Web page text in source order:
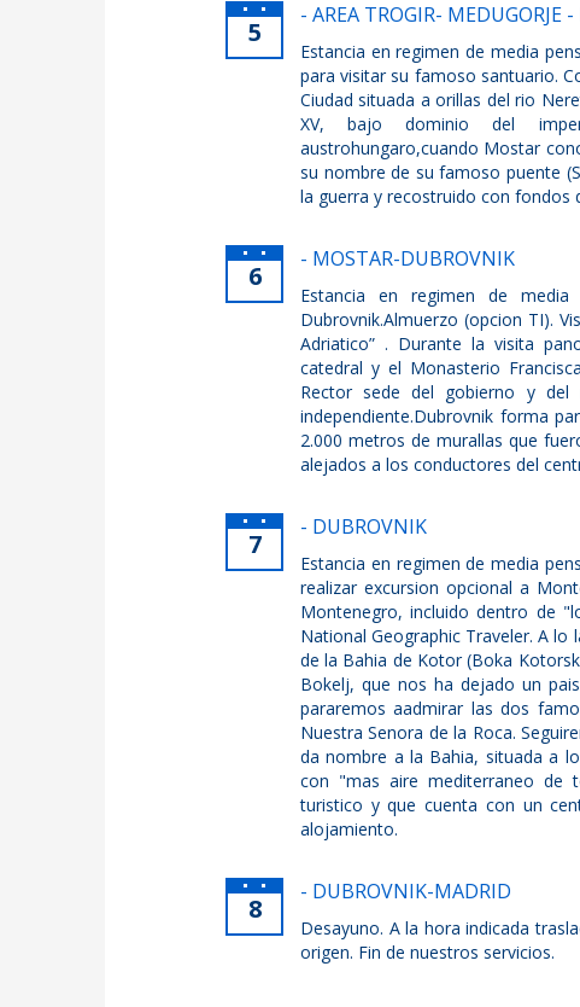
5
- AREA TROGIR- MEDUGORJE
Estancia en regimen de media
para visitar su famoso santuario.
Ciudad situada a orillas del rio
XV, bajo dominio del
austrohungaro,cuando Mostar
su nombre de su famoso puente
la guerra y recostruido con fondos
6
- MOSTAR-DUBROVNIK
Estancia en regimen de
Dubrovnik.Almuerzo (opcion TI).
Adriatico” . Durante la visita
catedral y el Monasterio
Rector sede del gobierno y
independiente.Dubrovnik forma
2.000 metros de murallas que
alejados a los conductores del
7
- DUBROVNIK
Estancia en regimen de media
realizar excursion opcional a
Montenegro, incluido dentro de
National Geographic Traveler. A
de la Bahia de Kotor (Boka
Bokelj, que nos ha dejado un
pararemos aadmirar las dos
Nuestra Senora de la Roca.
da nombre a la Bahia, situada a
con "mas aire mediterraneo de
turistico y que cuenta con un
alojamiento.
8
- DUBROVNIK-MADRID
Desayuno. A la hora indicada
origen. Fin de nuestros servicios.